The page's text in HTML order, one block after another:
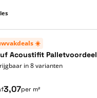
☀️
Acoustifit Palletvoordeel
in 8 varianten
3,07per m²